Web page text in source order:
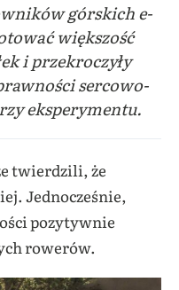
górskich e-
większość
i przekroczyły
sercowo-
eksperymentu.
twierdzili, że
Jednocześnie,
pozytywnie
rowerów.